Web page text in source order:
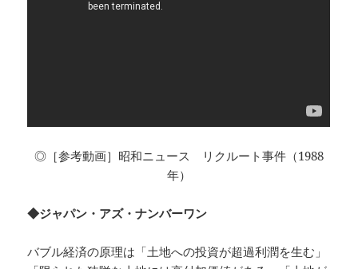
◎［参考動画］昭和ニュース リクルート事件（1988
年）
◆ジャパン・アズ・ナンバーワン
バブル経済の原理は「土地への投資が超過利潤を生む」